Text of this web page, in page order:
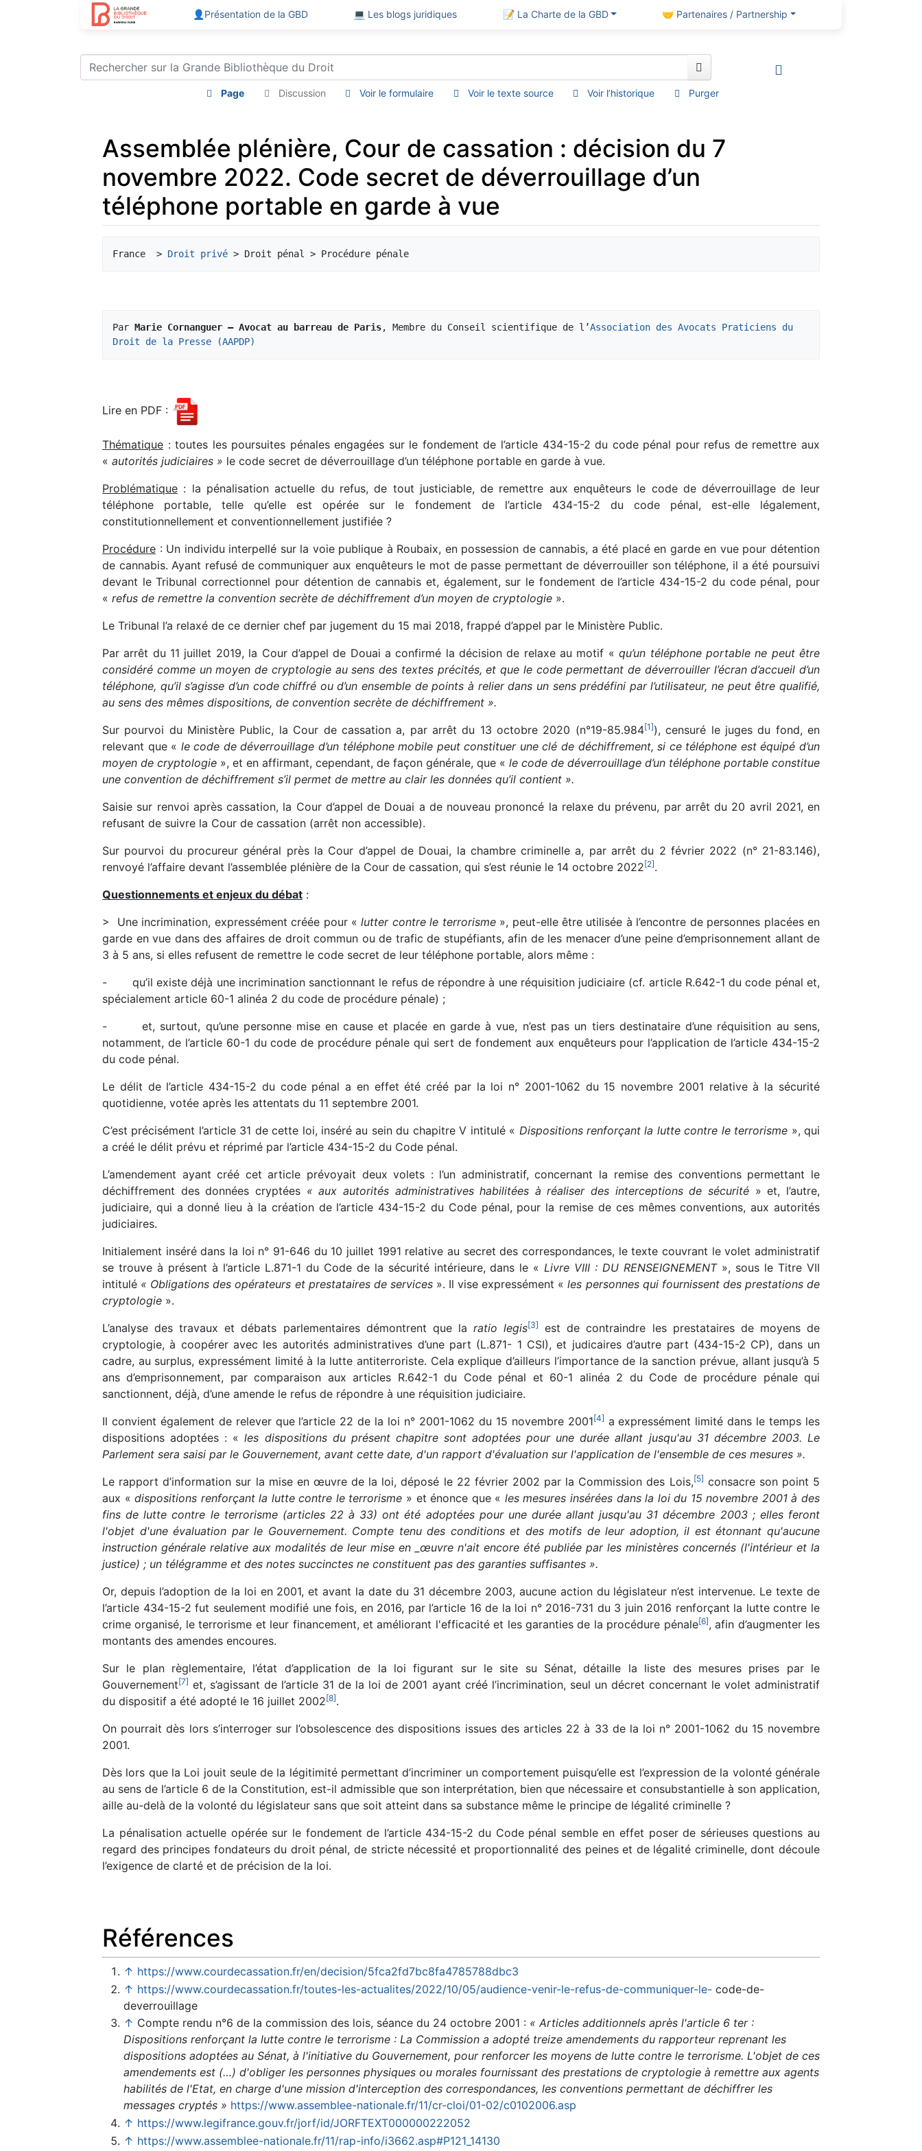
👤Présentation de la GBD 💻 Les blogs juridiques 📝 La Charte de la GBD 🤝 Partenaires / Partnership
Page Discussion Voir le formulaire Voir le texte source Voir l’historique Purger
Assemblée plénière, Cour de cassation : décision du 7
novembre 2022. Code secret de déverrouillage d’un
téléphone portable en garde à vue
France  > Droit privé
Par Marie Cornanguer – Avocat au barreau de Paris, Membre du Conseil scientifique de l’Association des Avocats Praticiens du
Droit de la Presse (AAPDP)
Lire en PDF :
Thématique : toutes les poursuites pénales engagées sur le fondement de l’article 434-15-2 du code pénal pour refus de remettre aux
« autorités judiciaires » le code secret de déverrouillage d’un téléphone portable en garde à vue.
Problématique : la pénalisation actuelle du refus, de tout justiciable, de remettre aux enquêteurs le code de déverrouillage de leur
téléphone portable, telle qu’elle est opérée sur le fondement de l’article 434-15-2 du code pénal, est-elle légalement,
constitutionnellement et conventionnellement justifiée ?
Procédure : Un individu interpellé sur la voie publique à Roubaix, en possession de cannabis, a été placé en garde en vue pour détention
de cannabis. Ayant refusé de communiquer aux enquêteurs le mot de passe permettant de déverrouiller son téléphone, il a été poursuivi
devant le Tribunal correctionnel pour détention de cannabis et, également, sur le fondement de l’article 434-15-2 du code pénal, pour
« refus de remettre la convention secrète de déchiffrement d’un moyen de cryptologie ».
Le Tribunal l’a relaxé de ce dernier chef par jugement du 15 mai 2018, frappé d’appel par le Ministère Public.
Par arrêt du 11 juillet 2019, la Cour d’appel de Douai a confirmé la décision de relaxe au motif «qu’un téléphone portable ne peut être
considéré comme un moyen de cryptologie au sens des textes précités, et que le code permettant de déverrouiller l’écran d’accueil d’un
téléphone, qu’il s’agisse d’un code chiffré ou d’un ensemble de points à relier dans un sens prédéfini par l’utilisateur, ne peut être qualifié,
au sens des mêmes dispositions, de convention secrète de déchiffrement ».
Sur pourvoi du Ministère Public, la Cour de cassation a, par arrêt du 13 octobre 2020 (n°19-85.984[1]), censuré le juges du fond, en
relevant que « le code de déverrouillage d’un téléphone mobile peut constituer une clé de déchiffrement, si ce téléphone est équipé d’un
moyen de cryptologie », et en affirmant, cependant, de façon générale, que « le code de déverrouillage d’un téléphone portable constitue
une convention de déchiffrement s’il permet de mettre au clair les données qu’il contient ».
Saisie sur renvoi après cassation, la Cour d’appel de Douai a de nouveau prononcé la relaxe du prévenu, par arrêt du 20 avril 2021, en
refusant de suivre la Cour de cassation (arrêt non accessible).
Sur pourvoi du procureur général près la Cour d’appel de Douai, la chambre criminelle a, par arrêt du 2 février 2022 (n° 21-83.146),
renvoyé l’affaire devant l’assemblée plénière de la Cour de cassation, qui s’est réunie le 14 octobre 2022[2].
Questionnements et enjeux du débat :
> Une incrimination, expressément créée pour «lutter contre le terrorisme», peut-elle être utilisée à l’encontre de personnes placées en
garde en vue dans des affaires de droit commun ou de trafic de stupéfiants, afin de les menacer d’une peine d’emprisonnement allant de
3 à 5 ans, si elles refusent de remettre le code secret de leur téléphone portable, alors même :
- qu’il existe déjà une incrimination sanctionnant le refus de répondre à une réquisition judiciaire (cf. article R.642-1 du code pénal et,
spécialement article 60-1 alinéa 2 du code de procédure pénale) ;
- et, surtout, qu’une personne mise en cause et placée en garde à vue, n’est pas un tiers destinataire d’une réquisition au sens,
notamment, de l’article 60-1 du code de procédure pénale qui sert de fondement aux enquêteurs pour l’application de l’article 434-15-2
du code pénal.
Le délit de l’article 434-15-2 du code pénal a en effet été créé par la loi n° 2001-1062 du 15 novembre 2001 relative à la sécurité
quotidienne, votée après les attentats du 11 septembre 2001.
C’est précisément l’article 31 de cette loi, inséré au sein du chapitre V intitulé « Dispositions renforçant la lutte contre le terrorisme », qui
a créé le délit prévu et réprimé par l’article 434-15-2 du Code pénal.
L’amendement ayant créé cet article prévoyait deux volets : l’un administratif, concernant la remise des conventions permettant le
déchiffrement des données cryptées « aux autorités administratives habilitées à réaliser des interceptions de sécurité » et, l’autre,
judiciaire, qui a donné lieu à la création de l’article 434-15-2 du Code pénal, pour la remise de ces mêmes conventions, aux autorités
judiciaires.
Initialement inséré dans la loi n° 91-646 du 10 juillet 1991 relative au secret des correspondances, le texte couvrant le volet administratif
se trouve à présent à l’article L.871-1 du Code de la sécurité intérieure, dans le « Livre VIII : DU RENSEIGNEMENT», sous le Titre VII
intitulé « Obligations des opérateurs et prestataires de services». Il vise expressément «les personnes qui fournissent des prestations de
cryptologie ».
L’analyse des travaux et débats parlementaires démontrent que la ratio legis[3]
est de contraindre les prestataires de moyens de
cryptologie, à coopérer avec les autorités administratives d’une part (L.871- 1 CSI), et judicaires d’autre part (434-15-2 CP), dans un
cadre, au surplus, expressément limité à la lutte antiterroriste. Cela explique d’ailleurs l’importance de la sanction prévue, allant jusqu’à 5
ans d’emprisonnement, par comparaison aux articles R.642-1 du Code pénal et 60-1 alinéa 2 du Code de procédure pénale qui
sanctionnent, déjà, d’une amende le refus de répondre à une réquisition judiciaire.
Il convient également de relever que l’article 22 de la loi n° 2001-1062 du 15 novembre 2001[4] a expressément limité dans le temps les
dispositions adoptées : «les dispositions du présent chapitre sont adoptées pour une durée allant jusqu'au 31 décembre 2003. Le
Parlement sera saisi par le Gouvernement, avant cette date, d'un rapport d'évaluation sur l'application de l'ensemble de ces mesures ».
Le rapport d’information sur la mise en œuvre de la loi, déposé le 22 février 2002 par la Commission des Lois,[5] consacre son point 5
aux «dispositions renforçant la lutte contre le terrorisme » et énonce que « les mesures insérées dans la loi du 15 novembre 2001 à des
fins de lutte contre le terrorisme (articles 22 à 33) ont été adoptées pour une durée allant jusqu'au 31 décembre 2003 ; elles feront
l'objet d'une évaluation par le Gouvernement. Compte tenu des conditions et des motifs de leur adoption, il est étonnant qu'aucune
instruction générale relative aux modalités de leur mise en _œuvre n'ait encore été publiée par les ministères concernés (l'intérieur et la
justice) ; un télégramme et des notes succinctes ne constituent pas des garanties suffisantes ».
Or, depuis l’adoption de la loi en 2001, et avant la date du 31 décembre 2003, aucune action du législateur n’est intervenue. Le texte de
l’article 434-15-2 fut seulement modifié une fois, en 2016, par l’article 16 de la loi n° 2016-731 du 3 juin 2016 renforçant la lutte contre le
crime organisé, le terrorisme et leur financement, et améliorant l'efficacité et les garanties de la procédure pénale[6], afin d’augmenter les
montants des amendes encoures.
Sur le plan règlementaire, l’état d’application de la loi figurant sur le site su Sénat, détaille la liste des mesures prises par le
Gouvernement[7] et, s’agissant de l’article 31 de la loi de 2001 ayant créé l’incrimination, seul un décret concernant le volet administratif
du dispositif a été adopté le 16 juillet 2002[8].
On pourrait dès lors s’interroger sur l’obsolescence des dispositions issues des articles 22 à 33 de la loi n° 2001-1062 du 15 novembre
2001.
Dès lors que la Loi jouit seule de la légitimité permettant d’incriminer un comportement puisqu’elle est l’expression de la volonté générale
au sens de l’article 6 de la Constitution, est-il admissible que son interprétation, bien que nécessaire et consubstantielle à son application,
aille au-delà de la volonté du législateur sans que soit atteint dans sa substance même le principe de légalité criminelle ?
La pénalisation actuelle opérée sur le fondement de l’article 434-15-2 du Code pénal semble en effet poser de sérieuses questions au
regard des principes fondateurs du droit pénal, de stricte nécessité et proportionnalité des peines et de légalité criminelle, dont découle
l’exigence de clarté et de précision de la loi.
Références
↑ https://www.courdecassation.fr/en/decision/5fca2fd7bc8fa4785788dbc3
↑ https://www.courdecassation.fr/toutes-les-actualites/2022/10/05/audience-venir-le-refus-de-communiquer-le-code-de-
deverrouillage
↑ Compte rendu n°6 de la commission des lois, séance du 24 octobre 2001 : « Articles additionnels après l'article 6 ter :
Dispositions renforçant la lutte contre le terrorisme : La Commission a adopté treize amendements du rapporteur reprenant les
dispositions adoptées au Sénat, à l'initiative du Gouvernement, pour renforcer les moyens de lutte contre le terrorisme. L'objet de ces
amendements est (…) d'obliger les personnes physiques ou morales fournissant des prestations de cryptologie à remettre aux agents
habilités de l'Etat, en charge d'une mission d'interception des correspondances, les conventions permettant de déchiffrer les
messages cryptés » https://www.assemblee-nationale.fr/11/cr-cloi/01-02/c0102006.asp
↑ https://www.legifrance.gouv.fr/jorf/id/JORFTEXT000000222052
↑ https://www.assemblee-nationale.fr/11/rap-info/i3662.asp#P121_14130